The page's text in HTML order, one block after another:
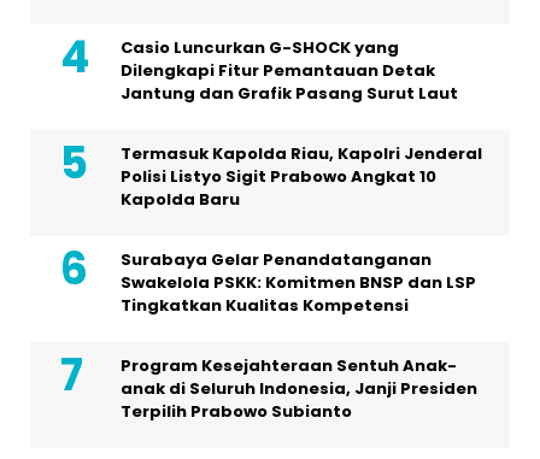
Casio Luncurkan G-SHOCK yang
Dilengkapi Fitur Pemantauan Detak
Jantung dan Grafik Pasang Surut Laut
Termasuk Kapolda Riau, Kapolri Jenderal
Polisi Listyo Sigit Prabowo Angkat 10
Kapolda Baru
Surabaya Gelar Penandatanganan
Swakelola PSKK: Komitmen BNSP dan LSP
Tingkatkan Kualitas Kompetensi
Program Kesejahteraan Sentuh Anak-
anak di Seluruh Indonesia, Janji Presiden
Terpilih Prabowo Subianto